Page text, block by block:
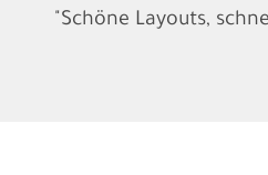
"Schöne Layouts,